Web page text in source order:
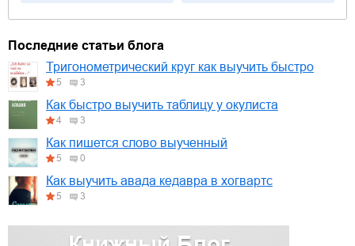
Последние статьи блога
Тригонометрический круг как выучить быстро
5 3
Как быстро выучить таблицу у окулиста
4 3
Как пишется слово выученный
5 0
Как выучить авада кедавра в хогвартс
5 3